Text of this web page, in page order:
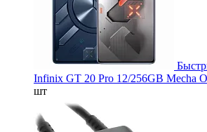
Infinix GT 20 Pro 12/256GB Mecha
шт